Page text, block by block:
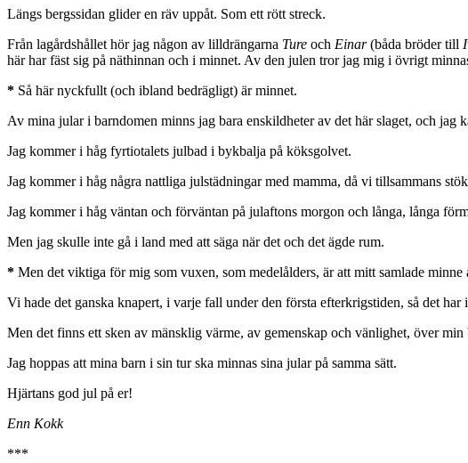
Längs bergssidan glider en räv uppåt. Som ett rött streck.
Från lagårdshållet hör jag någon av lilldrängarna Ture och Einar(båda bröder till
här har fäst sig på näthinnan och i minnet. Av den julen tror jag mig i övrigt
* Så här nyckfullt (och ibland bedrägligt) är minnet.
Av mina jular i barndomen minns jag bara enskildheter av det här slaget, och jag
Jag kommer i håg fyrtiotalets julbad i bykbalja på köksgolvet.
Jag kommer i håg några nattliga julstädningar med mamma, då vi tillsammans
Jag kommer i håg väntan och förväntan på julaftons morgon och långa, långa
Men jag skulle inte gå i land med att säga när det och det ägde rum.
* Men det viktiga för mig som vuxen, som medelålders, är att mitt samlade minne
Vi hade det ganska knapert, i varje fall under den första efterkrigstiden, så det
Men det finns ett sken av mänsklig värme, av gemenskap och vänlighet, över min
Jag hoppas att mina barn i sin tur ska minnas sina jular på samma sätt.
Hjärtans god jul på er!
Enn Kokk
***